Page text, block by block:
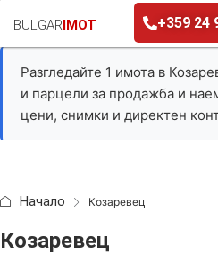
BULGARIMOT +359 24
Разгледайте 1 имота в
и парцели за продажба и
цени, снимки и директен
Начало Козаревец
Козаревец